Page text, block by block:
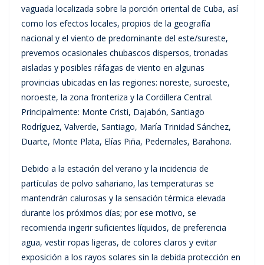
vaguada localizada sobre la porción oriental de Cuba, así
como los efectos locales, propios de la geografía
nacional y el viento de predominante del este/sureste,
prevemos ocasionales chubascos dispersos, tronadas
aisladas y posibles ráfagas de viento en algunas
provincias ubicadas en las regiones: noreste, suroeste,
noroeste, la zona fronteriza y la Cordillera Central.
Principalmente: Monte Cristi, Dajabón, Santiago
Rodríguez, Valverde, Santiago, María Trinidad Sánchez,
Duarte, Monte Plata, Elías Piña, Pedernales, Barahona.
Debido a la estación del verano y la incidencia de
partículas de polvo sahariano, las temperaturas se
mantendrán calurosas y la sensación térmica elevada
durante los próximos días; por ese motivo, se
recomienda ingerir suficientes líquidos, de preferencia
agua, vestir ropas ligeras, de colores claros y evitar
exposición a los rayos solares sin la debida protección en